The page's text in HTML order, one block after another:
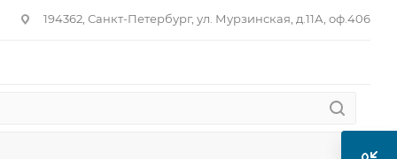
194362, Санкт-Петербург, ул. Мурзинская, д.11А, оф.406